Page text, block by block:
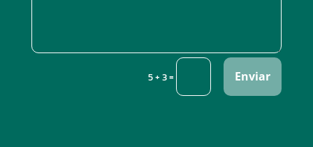
5 + 3= Enviar